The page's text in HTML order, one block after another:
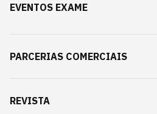
EVENTOS EXAME
PARCERIAS COMERCIAIS
REVISTA